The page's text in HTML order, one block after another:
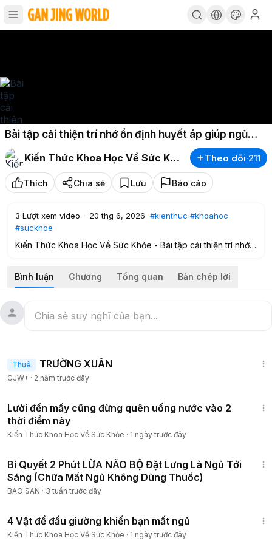
Bài tập cải thiện trí nhớ ổn định huyết áp giúp ngủ
ngon sâu giấc
Kiến Thức Khoa Học Về Sức Khỏe
Theo dõi·211
Thích Chia sẻ Lưu Báo cáo
3 Lượt xem video · 20 thg 6, 2026 #kienthuc #khoahoc
#suckhoe
Kiến Thức Khoa Học Về Sức Khỏe - Bài tập cải thiện trí nhớ
#khoahoc
#suckhoe #kienthuckhoahocvesuckhoe
Bình luận Chương Tổng quan Bản chép lời
Thuê TRƯỜNG XUÂN
GJW+ · 2 năm trước đây
Lười đến mấy cũng đừng quên uống nước vào 2
thời điểm này
Kiến Thức Khoa Học Về Sức Khỏe · 1 ngày trước đây
Bí Quyết 2 Phút LỪA NÃO BỘ Đặt Lưng Là Ngủ Tới
Sáng (Chữa Mất Ngủ Không Dùng Thuốc)
BAO SAN · 3 tuần trước đây
4 Vật để đầu giường khiến bạn mất ngủ
Kiến Thức Khoa Học Về Sức Khỏe · 1 ngày trước đây